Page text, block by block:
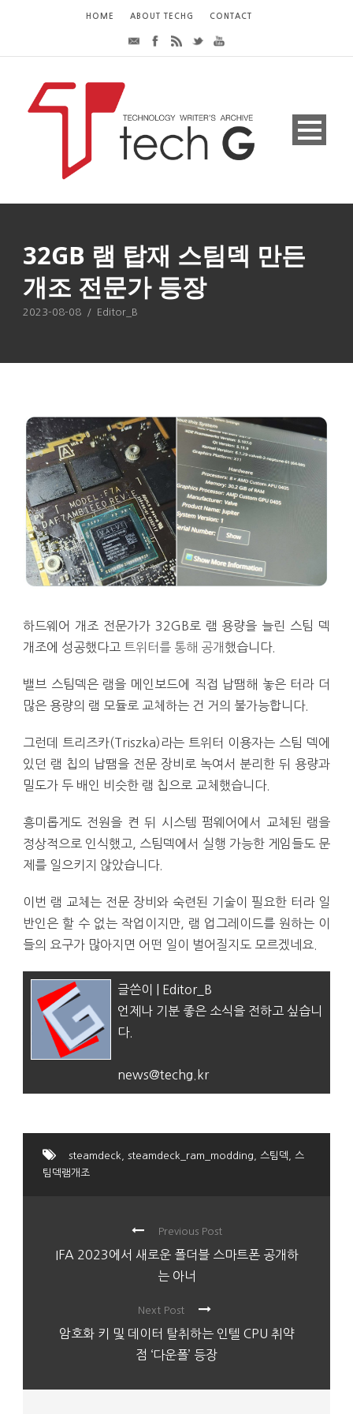
HOME ABOUT TECHG CONTACT
32GB 램 탑재 스팀덱 만든
개조 전문가 등장
2023-08-08 / Editor_B
하드웨어 개조 전문가가 32GB로 램 용량을 늘린 스팀 덱
개조에 성공했다고 트위터를 통해 공개 했습니다.
밸브 스팀덱은 램을 메인보드에 직접 납땜해 놓은 터라 더
많은 용량의 램 모듈로 교체하는 건 거의 불가능합니다.
그런데 트리즈카(Triszka)라는 트위터 이용자는 스팀 덱에
있던 램 칩의 납땜을 전문 장비로 녹여서 분리한 뒤 용량과
밀도가 두 배인 비슷한 램 칩으로 교체했습니다.
흥미롭게도 전원을 켠 뒤 시스템 펌웨어에서 교체된 램을
정상적으로 인식했고, 스팀덱에서 실행 가능한 게임들도 문
제를 일으키지 않았습니다.
이번 램 교체는 전문 장비와 숙련된 기술이 필요한 터라 일
반인은 할 수 없는 작업이지만, 램 업그레이드를 원하는 이
들의 요구가 많아지면 어떤 일이 벌어질지도 모르겠네요.
글쓴이 | Editor_B
언제나 기분 좋은 소식을 전하고 싶습니
다.
news@techg.kr
steamdeck steamdeck_ram_modding 스팀덱
스
팀덱램개조
Previous Post
IFA 2023에서 새로운 폴더블 스마트폰 공개하
는 아너
Next Post
암호화 키 및 데이터 탈취하는 인텔 CPU 취약
점 ‘다운폴’ 등장